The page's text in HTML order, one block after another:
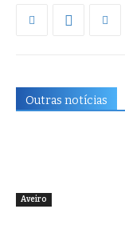
Outras notícias
Aveiro